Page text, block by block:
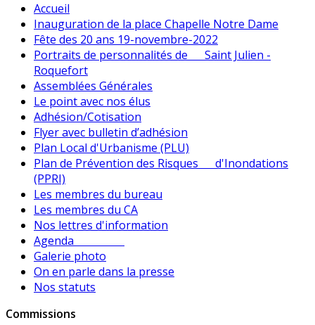
Accueil
Inauguration de la place Chapelle Notre Dame
Fête des 20 ans 19-novembre-2022
Portraits de personnalités de Saint Julien -
Roquefort
Assemblées Générales
Le point avec nos élus
Adhésion/Cotisation
Flyer avec bulletin d’adhésion
Plan Local d'Urbanisme (PLU)
Plan de Prévention des Risques d'Inondations
(PPRI)
Les membres du bureau
Les membres du CA
Nos lettres d'information
Agenda
Galerie photo
On en parle dans la presse
Nos statuts
Commissions